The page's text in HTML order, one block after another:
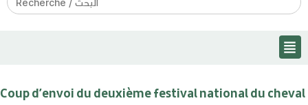
for:
Coup d’envoi du deuxième festival national du cheval